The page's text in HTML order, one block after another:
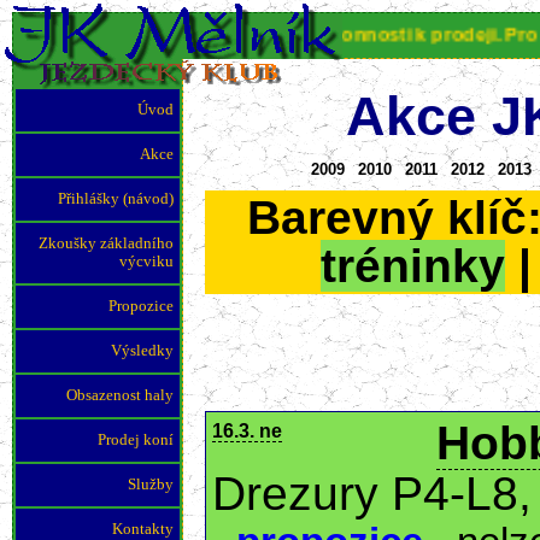
Akce
2009 2010 2011 2012 2013
Barevný
tréninky
16.3. ne
Drezury P4-
Úvod
Akce
Přihlášky (návod)
Zkoušky základního
výcviku
Propozice
Výsledky
Obsazenost haly
Prodej koní
Služby
Kontakty
Mělník nabízí koně různé výkonnosti k prodeji. Pro více